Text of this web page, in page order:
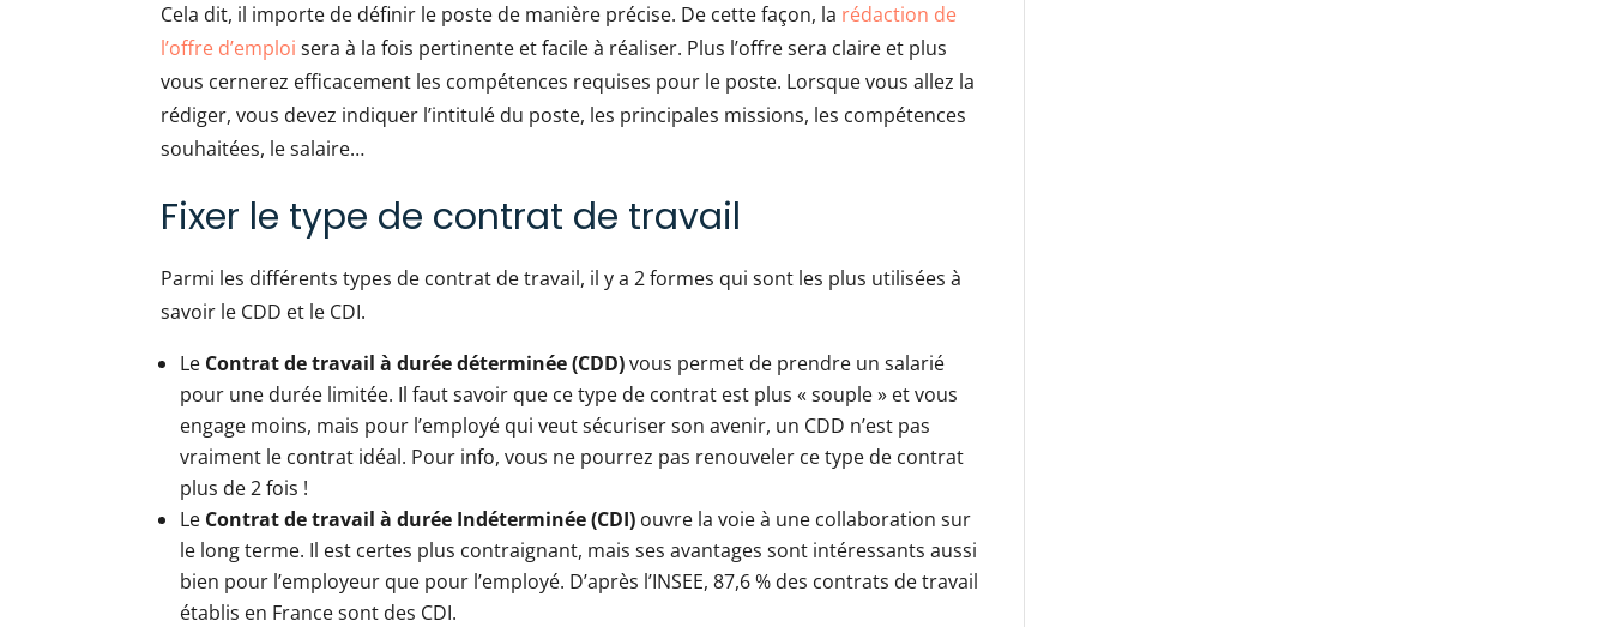
Cela dit, il importe de définir le poste de manière précise. De cette façon, la rédaction de
l’offre d’emploi sera à la fois pertinente et facile à réaliser. Plus l’offre sera claire et plus
vous cernerez efficacement les compétences requises pour le poste. Lorsque vous allez la
rédiger, vous devez indiquer l’intitulé du poste, les principales missions, les compétences
souhaitées, le salaire…
Fixer le type de contrat de travail
Parmi les différents types de contrat de travail, il y a 2 formes qui sont les plus utilisées à
savoir le CDD et le CDI.
Le Contrat de travail à durée déterminée (CDD)vous permet de prendre un salarié
pour une durée limitée. Il faut savoir que ce type de contrat est plus « souple » et vous
engage moins, mais pour l’employé qui veut sécuriser son avenir, un CDD n’est pas
vraiment le contrat idéal. Pour info, vous ne pourrez pas renouveler ce type de contrat
plus de 2 fois !
Le Contrat de travail à durée Indéterminée (CDI) ouvre la voie à une collaboration sur
le long terme. Il est certes plus contraignant, mais ses avantages sont intéressants aussi
bien pour l’employeur que pour l’employé. D’après l’INSEE, 87,6 % des contrats de travail
établis en France sont des CDI.